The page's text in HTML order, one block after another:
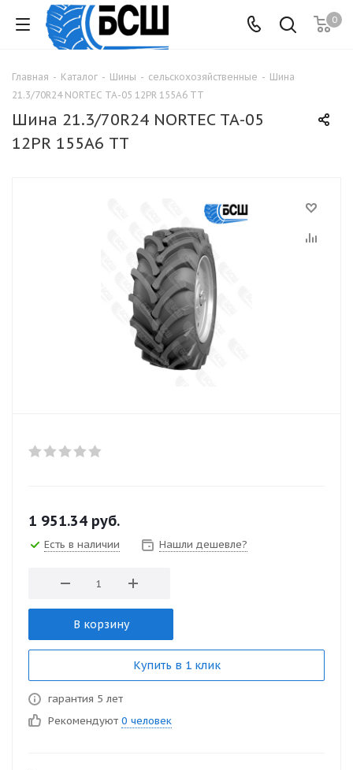
0
Главная - Каталог - Шины - сельскохозяйственные - Шина
21.3/70R24 NORTEC ТА-05 12PR 155А6 TT
Шина 21.3/70R24 NORTEC ТА-05
12PR 155А6 TT
1 951.34 руб.
Есть в наличии Нашли дешевле?
В корзину
Купить в 1 клик
гарантия 5 лет
Рекомендуют 0 человек